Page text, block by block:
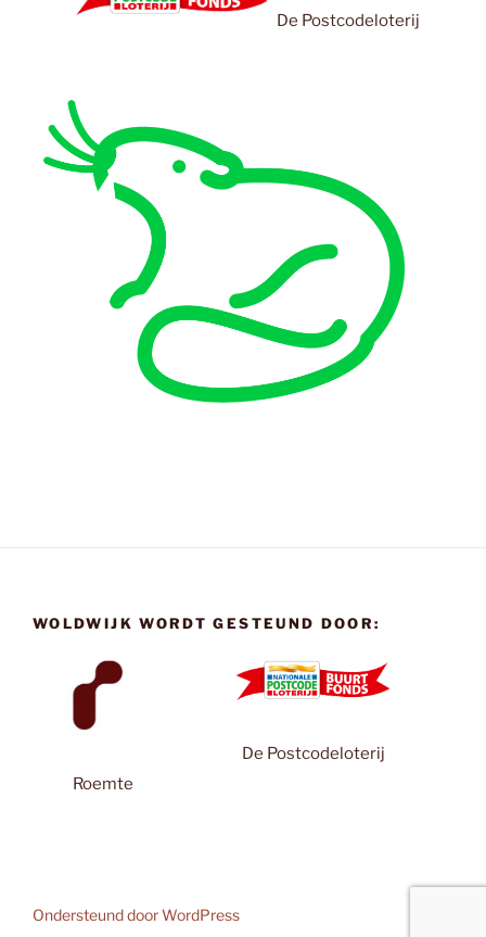
De Postcodeloterij
WOLDWIJK WORDT GESTEUND DOOR:
Roemte
De Postcodeloterij
Ondersteund door WordPress